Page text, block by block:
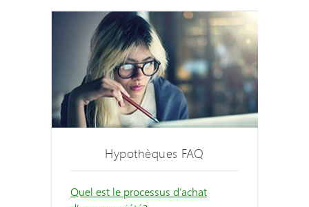
Hypothèques FAQ
Quel est le processus d’achat